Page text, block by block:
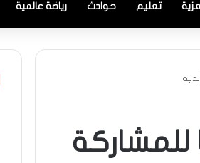
تعليم حوادث رياضة عالمية
للمشاركة